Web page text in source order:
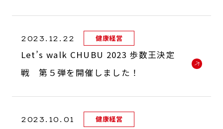
2023.12.22 健康経営
Let’s walk CHUBU 2023 歩数王決定
戦 第５弾を開催しました！
2023.10.01 健康経営